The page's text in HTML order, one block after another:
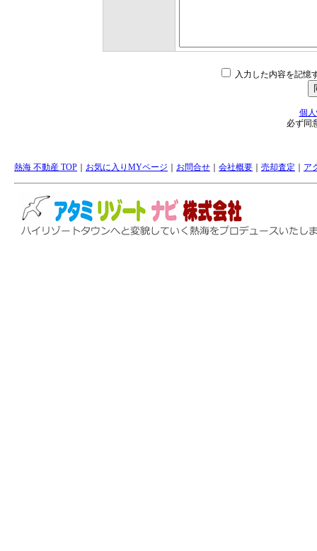
入力した内容を記憶
個
必ず同
熱海 不動産 TOP お気に入りMYページ お問合せ 会社概要 売却査定 ア